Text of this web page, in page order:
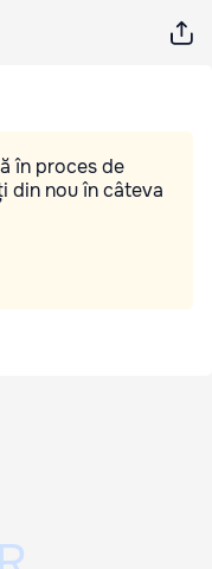
în proces de
din nou în câteva